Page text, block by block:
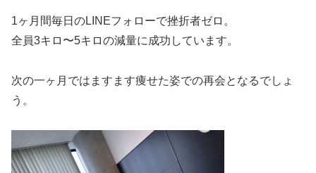
1ヶ月間毎日のLINEフォローで挫折者ゼロ。
全員3キロ〜5キロの減量に成功しています。
次の一ヶ月ではますます痩せた姿での再会となるでしょ
う。